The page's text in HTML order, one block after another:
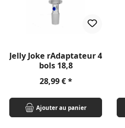
Jelly Joke rAdaptateur 4
bols 18,8
Prix régulier :
28,99 €
Ajouter au panier